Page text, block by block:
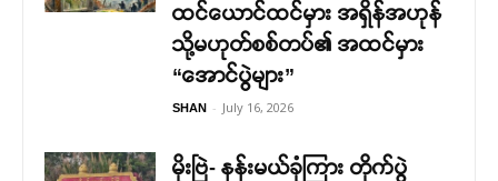
ထင်ယောင်ထင်မှား အရှိန်အဟုန်
သို့မဟုတ်စစ်တပ်၏ အထင်မှား
“အောင်ပွဲများ”
SHAN - July 16, 2026
မိုးဗြဲ- နန်းမယ်ခုံကြား တိုက်ပွဲ